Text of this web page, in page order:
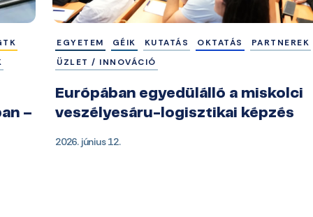
–
EGYETEM GÉIK KUTATÁS OKTATÁS
PARTNEREK
ÜZLET / INNOVÁCIÓ
Európában egyedülálló a miskolci
veszélyesáru-logisztikai képzés
2026. június 12.